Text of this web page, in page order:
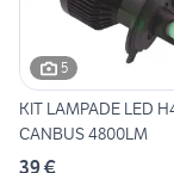
5
KIT LAMPADE LED
CANBUS 4800LM
39 €